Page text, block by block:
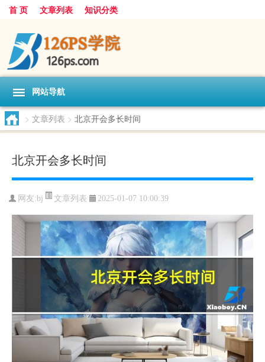
首 页 文章列表 知识分类
网站导航
> 文章列表 > 北京开会多长时间
北京开会多长时间
网友:bj 文章列表 2025-01-07 10:00:39